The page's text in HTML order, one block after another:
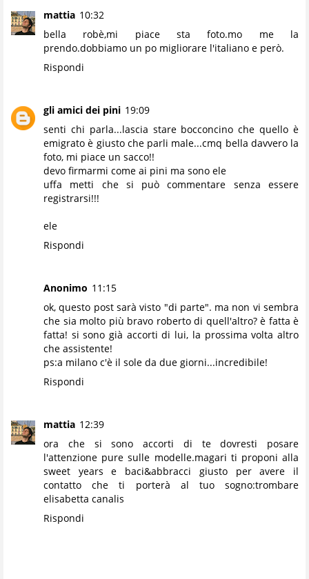
mattia 10:32
bella robè,mi piace sta foto.mo me la
prendo.dobbiamo un po migliorare l'italiano e però.
Rispondi
gli amici dei pini 19:09
senti chi parla...lascia stare bocconcino che quello è
emigrato è giusto che parli male...cmq bella davvero la
foto, mi piace un sacco!!
devo firmarmi come ai pini ma sono ele
uffa metti che si può commentare senza essere
registrarsi!!!
ele
Rispondi
Anonimo 11:15
ok, questo post sarà visto "di parte". ma non vi sembra
che sia molto più bravo roberto di quell'altro? è fatta è
fatta! si sono già accorti di lui, la prossima volta altro
che assistente!
ps:a milano c'è il sole da due giorni...incredibile!
Rispondi
mattia 12:39
ora che si sono accorti di te dovresti posare
l'attenzione pure sulle modelle.magari ti proponi alla
sweet years e baci&abbracci giusto per avere il
contatto che ti porterà al tuo sogno:trombare
elisabetta canalis
Rispondi